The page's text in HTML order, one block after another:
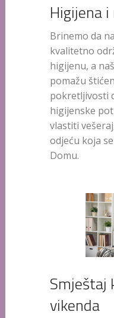
Higijena
Brinemo da
kvalitetno
higijenu, a
pomažu
pokretljivosti
higijenske
vlastiti
odjeću koja
Domu.
Smještaj
vikenda